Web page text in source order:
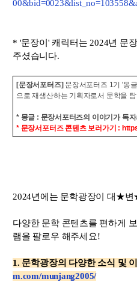
* '문장이' 캐릭터는 2024년 문
주셨습니다.
[문장서포터즈]문장서포터즈 1기 '몽
으로 재생산하는 기획자로서 문학을
* 몽글 : 문장서포터즈의 이야기가 독
* 문장서포터즈 콘텐츠 보러가기 :
2024년에는 문학광장이 대★
다양한 문학 콘텐츠를 편하게
램을 팔로우 해주세요!
1. 문학광장의 다양한 소식 및
m.com/munjang2005/